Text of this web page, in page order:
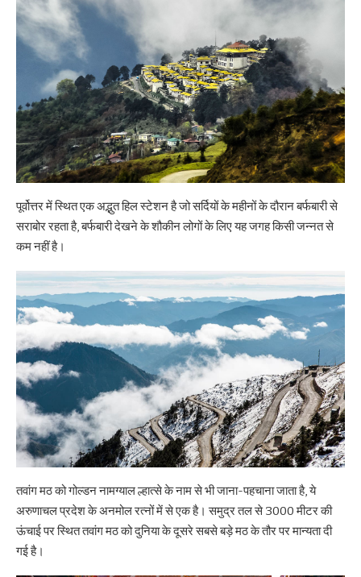
पूर्वोत्तर में स्थित एक अद्भुत हिल स्टेशन है जो सर्दियों के महीनों के दौरान बर्फबारी से
सराबोर रहता है, बर्फबारी देखने के शौकीन लोगों के लिए यह जगह किसी जन्नत से
कम नहीं है।
तवांग मठ को गोल्डन नामग्याल ल्हात्से के नाम से भी जाना-पहचाना जाता है, ये
अरुणाचल प्रदेश के अनमोल रत्नों में से एक है। समुद्र तल से 3000 मीटर की
ऊंचाई पर स्थित तवांग मठ को दुनिया के दूसरे सबसे बड़े मठ के तौर पर मान्यता दी
गई है।